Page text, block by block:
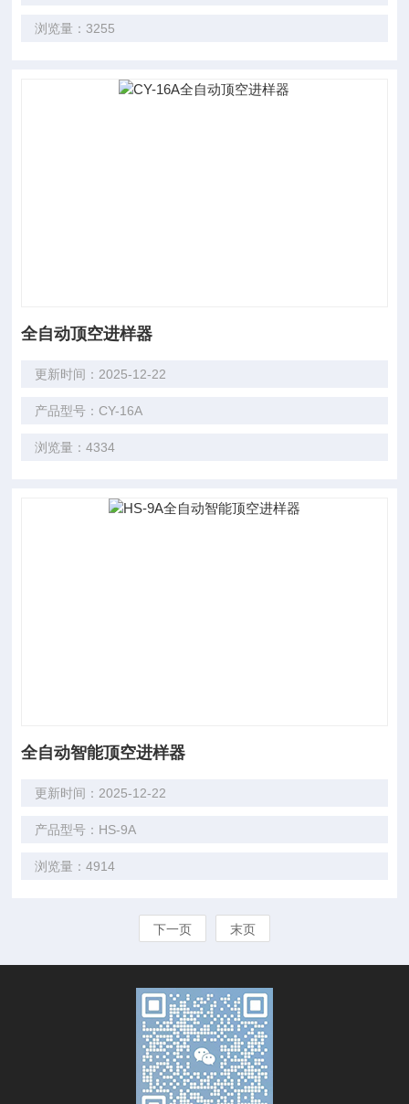
浏览量：3255
全自动顶空进样器
更新时间：2025-12-22
产品型号：CY-16A
浏览量：4334
全自动智能顶空进样器
更新时间：2025-12-22
产品型号：HS-9A
浏览量：4914
下一页 末页